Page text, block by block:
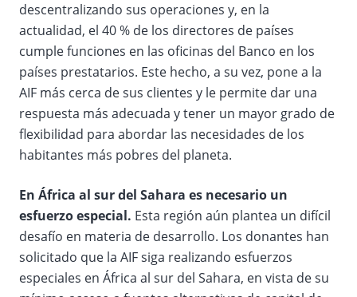
descentralizando sus operaciones y, en la
actualidad, el 40 % de los directores de países
cumple funciones en las oficinas del Banco en los
países prestatarios. Este hecho, a su vez, pone a la
AIF más cerca de sus clientes y le permite dar una
respuesta más adecuada y tener un mayor grado de
flexibilidad para abordar las necesidades de los
habitantes más pobres del planeta.
En África al sur del Sahara es necesario un
esfuerzo especial. Esta región aún plantea un difícil
desafío en materia de desarrollo. Los donantes han
solicitado que la AIF siga realizando esfuerzos
especiales en África al sur del Sahara, en vista de su